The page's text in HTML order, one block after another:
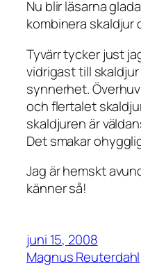
Nu blir läsarna
kombinera skaldjur
Tyvärr tycker just
vidrigast till
synnerhet.
och flertalet
skaldjuren är
Det smakar
Jag är hemskt
känner så!
juni 15, 2008
Magnus Reuterdahl